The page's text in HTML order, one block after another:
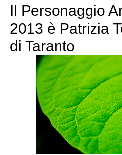
Il Personaggio
2013 è Patrizia
di Taranto